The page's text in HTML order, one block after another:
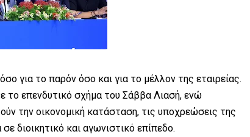
για το παρόν όσο και για το μέλλον της εταιρείας.
το επενδυτικό σχήμα του Σάββα Λιασή, ενώ
την οικονομική κατάσταση, τις υποχρεώσεις της
διοικητικό και αγωνιστικό επίπεδο.